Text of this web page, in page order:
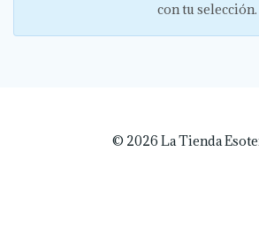
con tu selección.
© 2026 La Tienda